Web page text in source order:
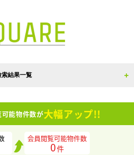
結果一覧
可能物件数が大幅アップ!!
会員閲覧可能物件数
0件